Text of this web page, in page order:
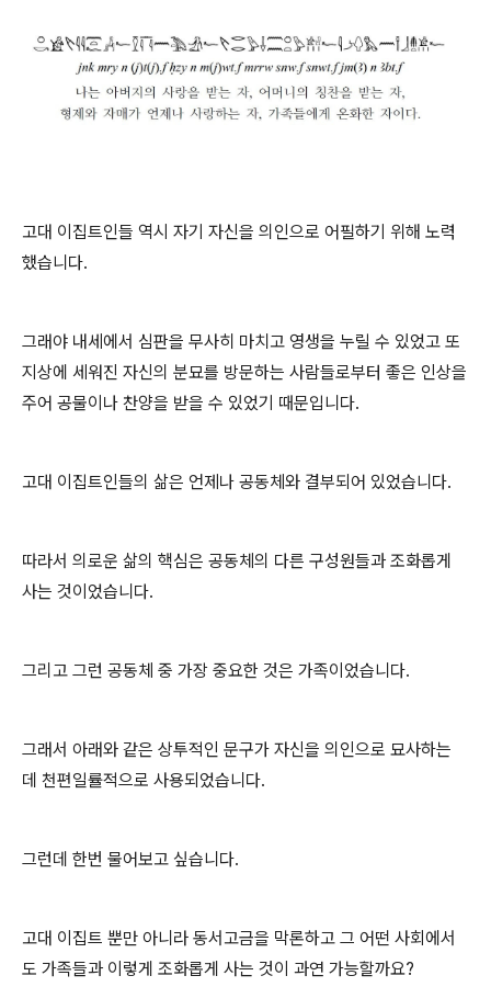
고대 이집트인들 역시 자기 자신을 의인으로 어필하기 위해 노력
했습니다.
그래야 내세에서 심판을 무사히 마치고 영생을 누릴 수 있었고 또
지상에 세워진 자신의 분묘를 방문하는 사람들로부터 좋은 인상을
주어 공물이나 찬양을 받을 수 있었기 때문입니다.
고대 이집트인들의 삶은 언제나 공동체와 결부되어 있었습니다.
따라서 의로운 삶의 핵심은 공동체의 다른 구성원들과 조화롭게
사는 것이었습니다.
그리고 그런 공동체 중 가장 중요한 것은 가족이었습니다.
그래서 아래와 같은 상투적인 문구가 자신을 의인으로 묘사하는
데 천편일률적으로 사용되었습니다.
그런데 한번 물어보고 싶습니다.
고대 이집트 뿐만 아니라 동서고금을 막론하고 그 어떤 사회에서
도 가족들과 이렇게 조화롭게 사는 것이 과연 가능할까요?